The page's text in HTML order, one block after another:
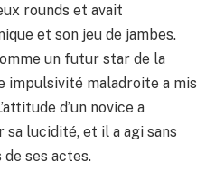
rounds et avait
et son jeu de jambes.
un futur star de la
impulsivité maladroite a mis
d’un novice a
lucidité, et il a agi sans
de ses actes.